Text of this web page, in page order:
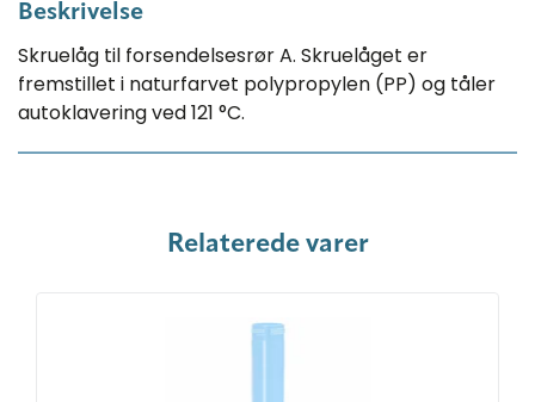
Beskrivelse
Skruelåg til forsendelsesrør A. Skruelåget er
fremstillet i naturfarvet polypropylen (PP) og tåler
autoklavering ved 121 °C.
Relaterede varer